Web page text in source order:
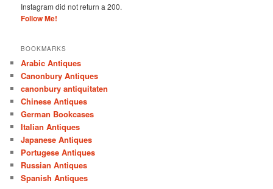
Instagram did not return a 200.
Follow Me!
BOOKMARKS
Arabic Antiques
Canonbury Antiques
canonbury antiquitaten
Chinese Antiques
German Bookcases
Italian Antiques
Japanese Antiques
Portugese Antiques
Russian Antiques
Spanish Antiques